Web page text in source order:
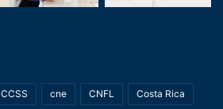
CCSS cne CNFL Costa Rica